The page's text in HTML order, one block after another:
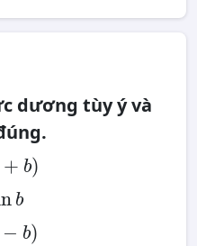
dương tùy ý và
+ b)
b
− b)